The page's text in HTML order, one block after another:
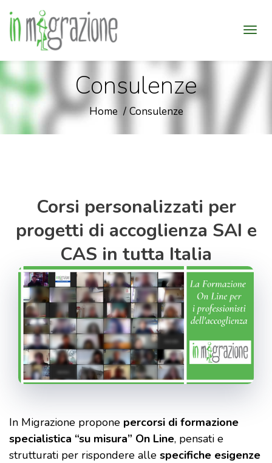
Consulenze
Home Consulenze
Corsi personalizzati per
progetti di accoglienza SAI e
CAS in tutta Italia
In Migrazione propone percorsi di formazione
specialistica “su misura” On Line, pensati e
strutturati per rispondere alle specifiche esigenze